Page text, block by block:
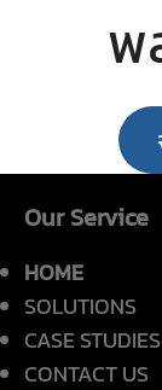
พ
Our Service
HOME
SOLUTIONS
CASE STUDIES
CONTACT US